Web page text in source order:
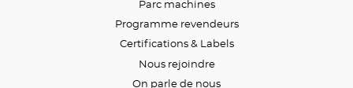
Parc machines
Programme revendeurs
Certifications & Labels
Nous rejoindre
On parle de nous